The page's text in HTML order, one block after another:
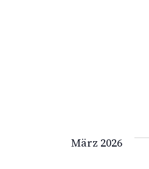
März 2026